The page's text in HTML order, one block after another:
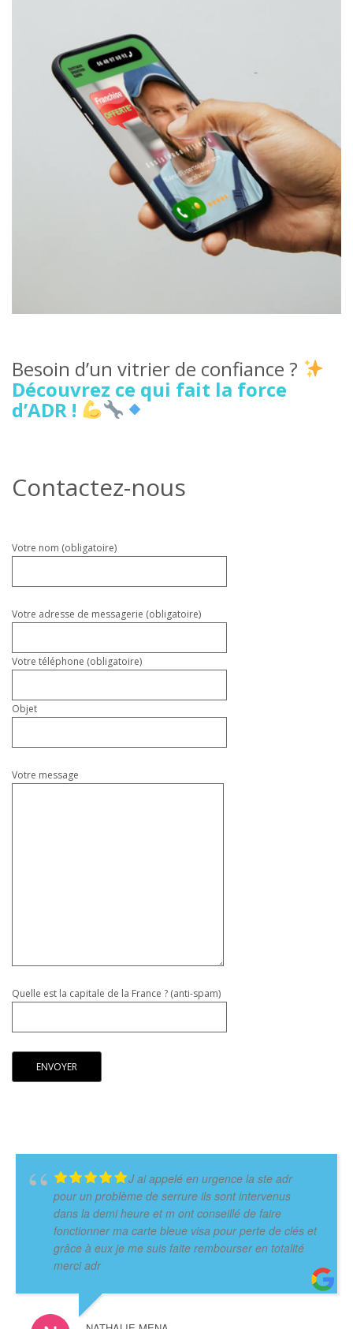
Besoin d’un vitrier de confiance ?
Découvrez ce qui fait la force
d’ADR !
Contactez-nous
Veuillez
vide.
Votre nom (obligatoire)
Votre adresse de messagerie (obligatoire)
Votre téléphone (obligatoire)
Objet
Votre message
Quelle est la capitale de la France ? (anti-spam)
J ai appelé en urgence la ste adr
pour un problème de serrure ils sont intervenus
dans la demi heure et m ont conseillé de faire
fonctionner ma carte bleue visa pour perte de clés et
grâce à eux je me suis faite rembourser en totalité
merci adr